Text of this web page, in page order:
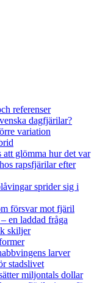
referenser
dagfjärilar?
variation
att glömma hur det var
rapsfjärilar efter
sprider sig i
försvar mot fjäril
en laddad fråga
skiljer
larver
stadslivet
miljontals dollar